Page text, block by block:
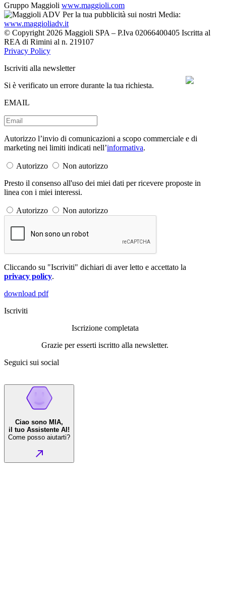
Gruppo Maggioli www.maggioli.com
Per la tua pubblicità sui nostri Media:
www.maggioliadv.it
© Copyright 2026 Maggioli SPA – P.Iva 02066400405 Iscritta al
REA di Rimini al n. 219107
Privacy Policy
Iscriviti alla newsletter
Si è verificato un errore durante la tua richiesta.
EMAIL
Autorizzo l’invio di comunicazioni a scopo commerciale e di
marketing nei limiti indicati nell’informativa.
Autorizzo
Non autorizzo
Presto il consenso all'uso dei miei dati per ricevere proposte in
linea con i miei interessi.
Autorizzo Non autorizzo
Cliccando su "Iscriviti" dichiari di aver letto e accettato la
privacy policy.
download pdf
Iscriviti
Iscrizione completata
Grazie per esserti iscritto alla newsletter.
Seguici sui social
Ciao sono MIA,
il tuo Assistente AI!
Come posso aiutarti?